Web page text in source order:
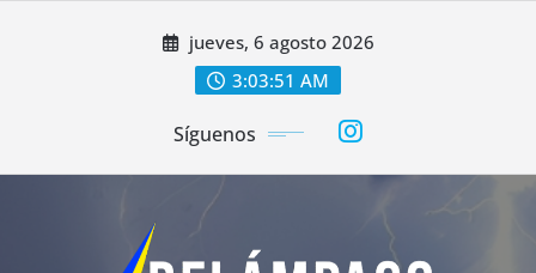
jueves, 6 agosto 2026
3:03:52 AM
Síguenos